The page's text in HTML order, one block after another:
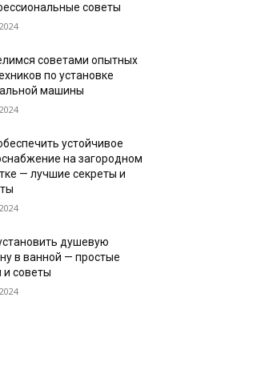
советы
советами опытных
по установке
машины
устойчивое
на загородном
— лучшие секреты и
душевую
в ванной — простые
и советы